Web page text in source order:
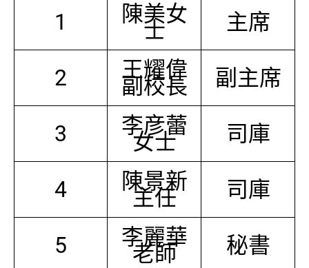
1
陳美女
士 主席
2 王耀偉
副校長 副主席
3 李彦蕾
女士 司庫
4 陳景新
主任 司庫
5 李麗華
老師 秘書